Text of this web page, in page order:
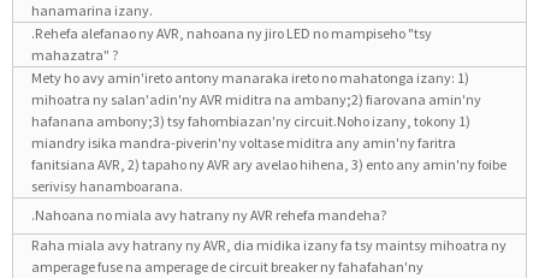
hanamarina izany.
.Rehefa alefanao ny AVR, nahoana ny jiro LED no mampiseho "tsy
mahazatra" ?
Mety ho avy amin'ireto antony manaraka ireto no mahatonga izany: 1)
mihoatra ny salan'adin'ny AVR miditra na ambany;2) fiarovana amin'ny
hafanana ambony;3) tsy fahombiazan'ny circuit.Noho izany, tokony 1)
miandry isika mandra-piverin'ny voltase miditra any amin'ny faritra
fanitsiana AVR, 2) tapaho ny AVR ary avelao hihena, 3) ento any amin'ny foibe
serivisy hanamboarana.
.Nahoana no miala avy hatrany ny AVR rehefa mandeha?
Raha miala avy hatrany ny AVR, dia midika izany fa tsy maintsy mihoatra ny
amperage fuse na amperage de circuit breaker ny fahafahan'ny